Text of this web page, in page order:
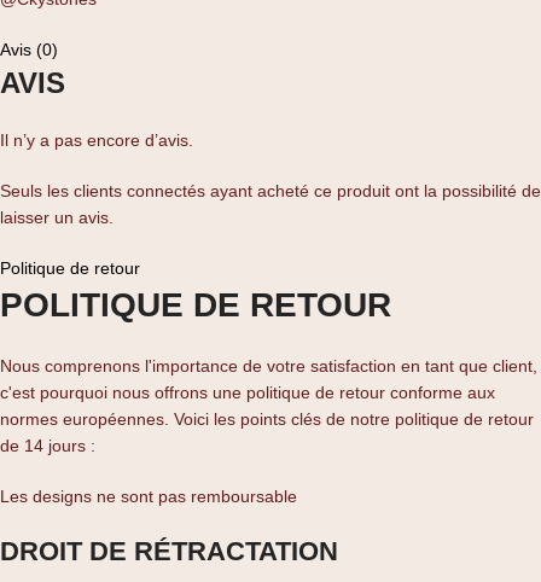
Avis (0)
AVIS
Il n’y a pas encore d’avis.
Seuls les clients connectés ayant acheté ce produit ont la possibilité de
laisser un avis.
Politique de retour
POLITIQUE DE RETOUR
Nous comprenons l'importance de votre satisfaction en tant que client,
c'est pourquoi nous offrons une politique de retour conforme aux
normes européennes. Voici les points clés de notre politique de retour
de 14 jours :
Les designs ne sont pas remboursable
DROIT DE RÉTRACTATION